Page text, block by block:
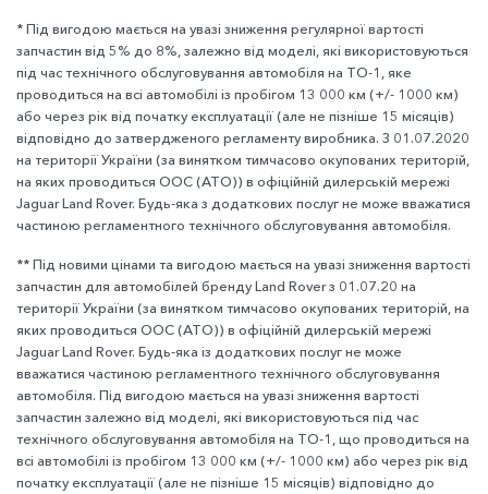
* Під вигодою мається на увазі зниження регулярної вартості
запчастин від 5% до 8%, залежно від моделі, які використовуються
під час технічного обслуговування автомобіля на ТО-1, яке
проводиться на всі автомобілі із пробігом 13 000 км (+/- 1000 км)
або через рік від початку експлуатації (але не пізніше 15 місяців)
відповідно до затвердженого регламенту виробника. З 01.07.2020
на території України (за винятком тимчасово окупованих територій,
на яких проводиться ОOC (АТО)) в офіційній дилерській мережі
Jaguar Land Rover. Будь-яка з додаткових послуг не може вважатися
частиною регламентного технічного обслуговування автомобіля.
** Під новими цінами та вигодою мається на увазі зниження вартості
запчастин для автомобілей бренду Land Rover з 01.07.20 на
території України (за винятком тимчасово окупованих територій, на
яких проводиться ОOC (АТО)) в офіційній дилерській мережі
Jaguar Land Rover. Будь-яка із додаткових послуг не може
вважатися частиною регламентного технічного обслуговування
автомобіля. Під вигодою мається на увазі зниження вартості
запчастин залежно від моделі, які використовуються під час
технічного обслуговування автомобіля на ТО-1, що проводиться на
всі автомобілі із пробігом 13 000 км (+/- 1000 км) або через рік від
початку експлуатації (але не пізніше 15 місяців) відповідно до